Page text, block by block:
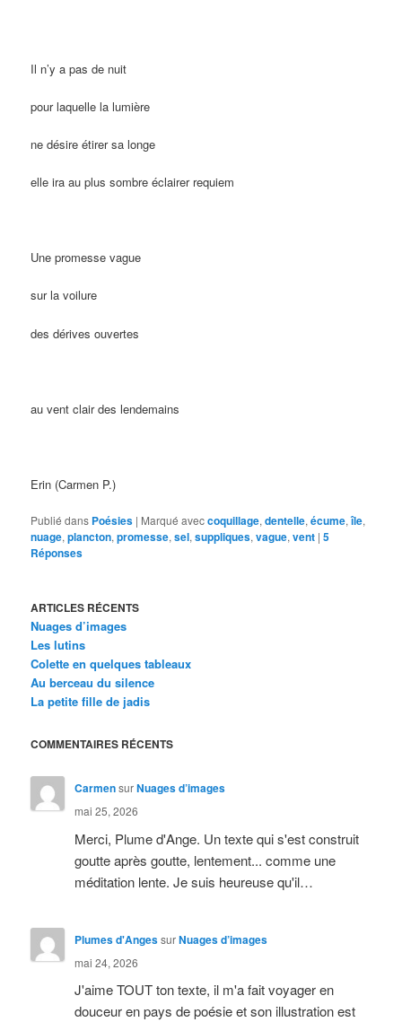
Il n’y a pas de nuit
pour laquelle la lumière
ne désire étirer sa longe
elle ira au plus sombre éclairer requiem
Une promesse vague
sur la voilure
des dérives ouvertes
au vent clair des lendemains
Erin (Carmen P.)
Publié dans Poésies | Marqué aveccoquillage,dentelle,écume,île,
nuage,plancton,promesse,sel,suppliques,vague,vent |5
Réponses
ARTICLES RÉCENTS
Nuages d’images
Les lutins
Colette en quelques tableaux
Au berceau du silence
La petite fille de jadis
COMMENTAIRES RÉCENTS
CarmensurNuages d’images
mai 25, 2026
Merci, Plume d'Ange. Un texte qui s'est construit
goutte après goutte, lentement... comme une
méditation lente. Je suis heureuse qu'il…
Plumes d'AngessurNuages d’images
mai 24, 2026
J'aime TOUT ton texte, il m'a fait voyager en
douceur en pays de poésie et son illustration est